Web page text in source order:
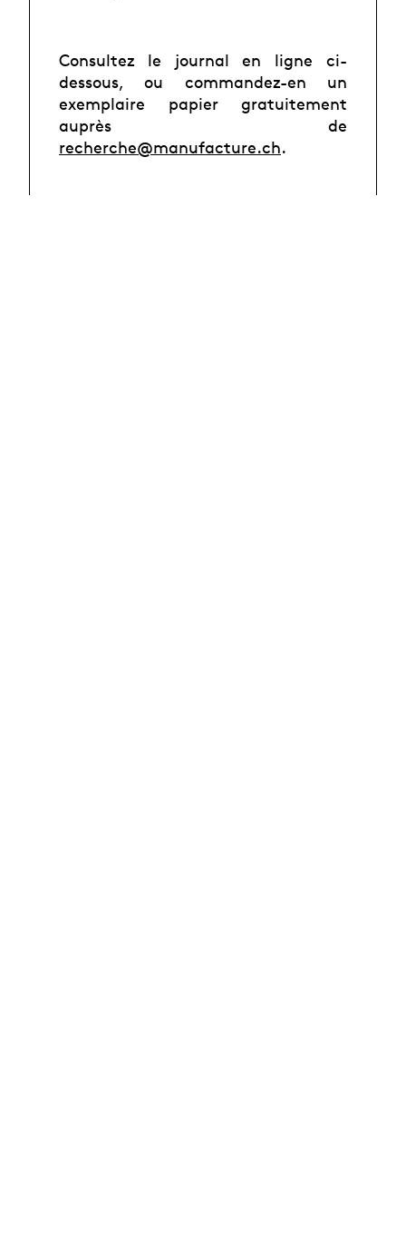
Consultez le journal en ligne ci-
dessous, ou commandez-en un
exemplaire papier gratuitement
auprès de
recherche@manufacture.ch.